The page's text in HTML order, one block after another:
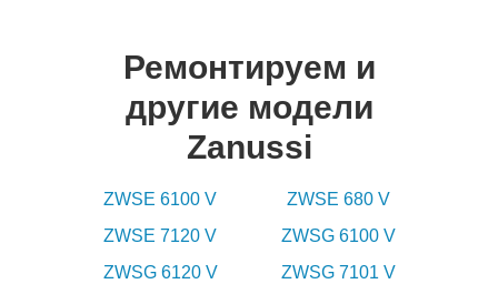
Ремонтируем и
другие модели
Zanussi
ZWSE 6100 V
ZWSE 680 V
ZWSE 7120 V
ZWSG 6100 V
ZWSG 6120 V
ZWSG 7101 V